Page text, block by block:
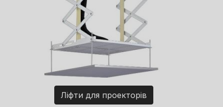
Ліфти для проекторів